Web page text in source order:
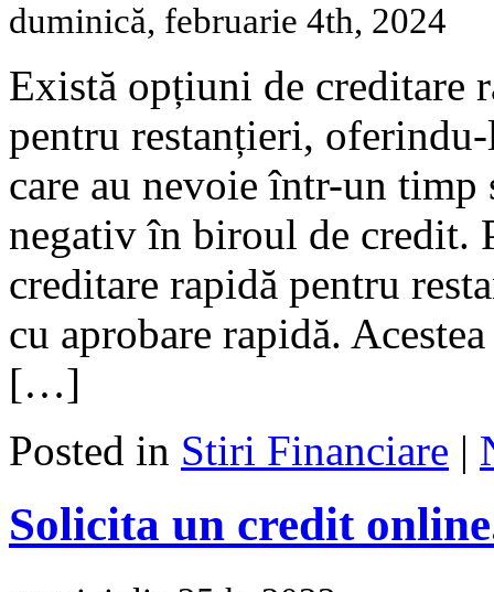
duminică, februarie 4th, 2024
Există opțiuni de creditare
pentru restanțieri,
care au nevoie într-un
negativ în biroul de credit.
creditare rapidă pentru
cu aprobare rapidă.
[…]
Posted in Stiri Financiare |
Solicita un credit